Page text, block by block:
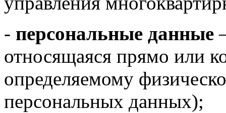
- персональные данные
относящаяся прямо или
определяемому
персональных данных);